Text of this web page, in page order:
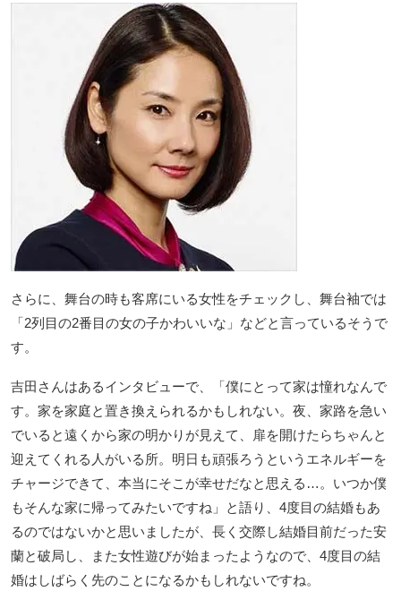
さらに、舞台の時も客席にいる女性をチェックし、舞台袖では
「2列目の2番目の女の子かわいいな」などと言っているそうで
す。
吉田さんはあるインタビューで、「僕にとって家は憧れなんで
す。家を家庭と置き換えられるかもしれない。夜、家路を急い
でいると遠くから家の明かりが見えて、扉を開けたらちゃんと
迎えてくれる人がいる所。明日も頑張ろうというエネルギーを
チャージできて、本当にそこが幸せだなと思える…。いつか僕
もそんな家に帰ってみたいですね」と語り、4度目の結婚もあ
るのではないかと思いましたが、長く交際し結婚目前だった安
蘭と破局し、また女性遊びが始まったようなので、4度目の結
婚はしばらく先のことになるかもしれないですね。